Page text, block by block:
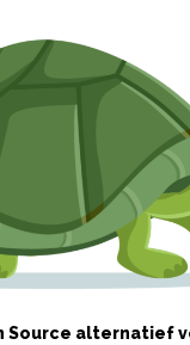
Source alternatief